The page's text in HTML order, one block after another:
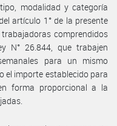
modalidad y categoría
artículo 1° de la presente
comprendidos
N° 26.844, que trabajen
para un mismo
el importe establecido para
forma proporcional a la